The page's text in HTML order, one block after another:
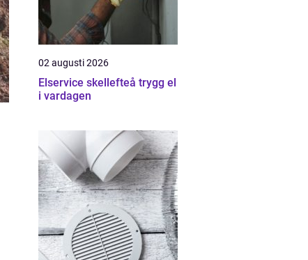
02 augusti 2026
Elservice skellefteå trygg el
i vardagen